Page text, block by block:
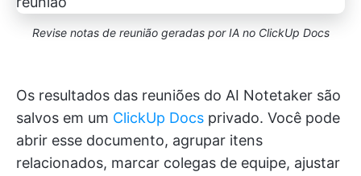
Revise notas de reunião geradas por IA no ClickUp Docs
Os resultados das reuniões do AI Notetaker são
salvos em um ClickUp Docs privado. Você pode
abrir esse documento, agrupar itens
relacionados, marcar colegas de equipe, ajustar